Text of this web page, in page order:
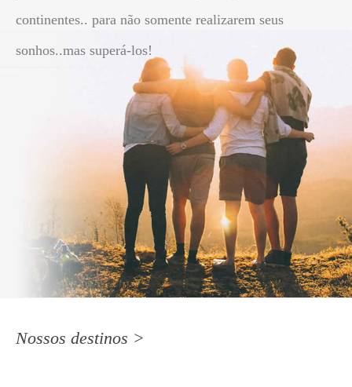
continentes.. para não somente realizarem seus
sonhos..mas superá-los!
Nossos destinos >